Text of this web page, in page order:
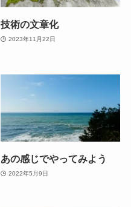
技術の文章化
2023年11月22日
あの感じでやってみよう
2022年5月9日